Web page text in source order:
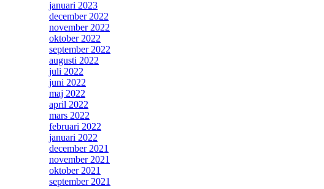
januari 2023
december 2022
november 2022
oktober 2022
september 2022
augusti 2022
juli 2022
juni 2022
maj 2022
april 2022
mars 2022
februari 2022
januari 2022
december 2021
november 2021
oktober 2021
september 2021